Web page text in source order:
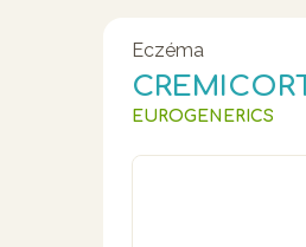
Eczéma
EUROGENERICS